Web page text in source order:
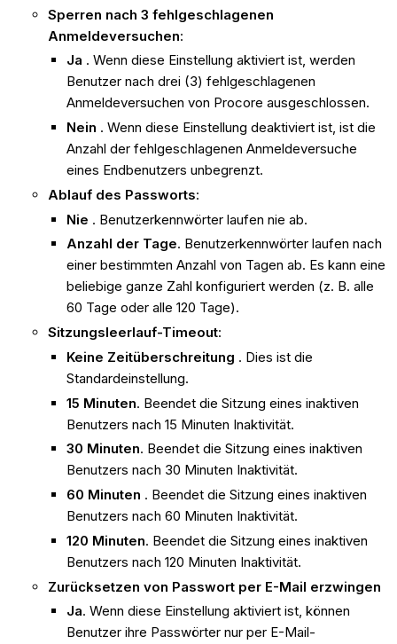
Sperren nach 3 fehlgeschlagenen
Anmeldeversuchen:
Ja . Wenn diese Einstellung aktiviert ist, werden
Benutzer nach drei (3) fehlgeschlagenen
Anmeldeversuchen von Procore ausgeschlossen.
Nein . Wenn diese Einstellung deaktiviert ist, ist die
Anzahl der fehlgeschlagenen Anmeldeversuche
eines Endbenutzers unbegrenzt.
Ablauf des Passworts:
Nie . Benutzerkennwörter laufen nie ab.
Anzahl der Tage. Benutzerkennwörter laufen nach
einer bestimmten Anzahl von Tagen ab. Es kann eine
beliebige ganze Zahl konfiguriert werden (z. B. alle
60 Tage oder alle 120 Tage).
Sitzungsleerlauf-Timeout:
Keine Zeitüberschreitung . Dies ist die
Standardeinstellung.
15 Minuten. Beendet die Sitzung eines inaktiven
Benutzers nach 15 Minuten Inaktivität.
30 Minuten. Beendet die Sitzung eines inaktiven
Benutzers nach 30 Minuten Inaktivität.
60 Minuten . Beendet die Sitzung eines inaktiven
Benutzers nach 60 Minuten Inaktivität.
120 Minuten. Beendet die Sitzung eines inaktiven
Benutzers nach 120 Minuten Inaktivität.
Zurücksetzen von Passwort per E-Mail erzwingen
Ja. Wenn diese Einstellung aktiviert ist, können
Benutzer ihre Passwörter nur per E-Mail-